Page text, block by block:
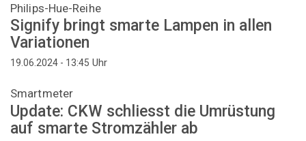
Philips-Hue-Reihe
Signify bringt smarte Lampen in allen
Variationen
19.06.2024 - 13:45 Uhr
Smartmeter
Update: CKW schliesst die Umrüstung
auf smarte Stromzähler ab